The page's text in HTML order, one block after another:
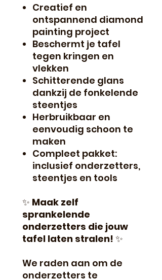
Creatief en
ontspannend diamond
painting project
Beschermt je tafel
tegen kringen en
vlekken
Schitterende glans
dankzij de fonkelende
steentjes
Herbruikbaar en
eenvoudig schoon te
maken
Compleet pakket:
inclusief onderzetters,
steentjes en tools
✨ Maak zelf
sprankelende
onderzetters die jouw
tafel laten stralen! ✨
We raden aan om de
onderzetters te